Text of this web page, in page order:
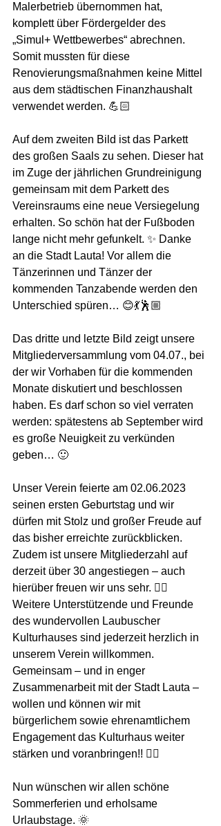
Malerbetrieb übernommen hat,
komplett über Fördergelder des
„Simul+ Wettbewerbes“ abrechnen.
Somit mussten für diese
Renovierungsmaßnahmen keine Mittel
aus dem städtischen Finanzhaushalt
verwendet werden. 💪🏻
Auf dem zweiten Bild ist das Parkett
des großen Saals zu sehen. Dieser hat
im Zuge der jährlichen Grundreinigung
gemeinsam mit dem Parkett des
Vereinsraums eine neue Versiegelung
erhalten. So schön hat der Fußboden
lange nicht mehr gefunkelt. ✨ Danke
an die Stadt Lauta! Vor allem die
Tänzerinnen und Tänzer der
kommenden Tanzabende werden den
Unterschied spüren… 😊💃🕺🏼
Das dritte und letzte Bild zeigt unsere
Mitgliederversammlung vom 04.07., bei
der wir Vorhaben für die kommenden
Monate diskutiert und beschlossen
haben. Es darf schon so viel verraten
werden: spätestens ab September wird
es große Neuigkeit zu verkünden
geben… 🙂
Unser Verein feierte am 02.06.2023
seinen ersten Geburtstag und wir
dürfen mit Stolz und großer Freude auf
das bisher erreichte zurückblicken.
Zudem ist unsere Mitgliederzahl auf
derzeit über 30 angestiegen – auch
hierüber freuen wir uns sehr. 👌🏻
Weitere Unterstützende und Freunde
des wundervollen Laubuscher
Kulturhauses sind jederzeit herzlich in
unserem Verein willkommen.
Gemeinsam – und in enger
Zusammenarbeit mit der Stadt Lauta –
wollen und können wir mit
bürgerlichem sowie ehrenamtlichem
Engagement das Kulturhaus weiter
stärken und voranbringen!! 👍🏻
Nun wünschen wir allen schöne
Sommerferien und erholsame
Urlaubstage. 🌞